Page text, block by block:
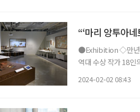
“‘마리 앙투아
●Exhibition ◇만년사물 일정 3월 10일까지 장소 서울공예박물관 ‘올해의 금속공예가상’
역대 수상 작가 18인
2024-02-02 08:43